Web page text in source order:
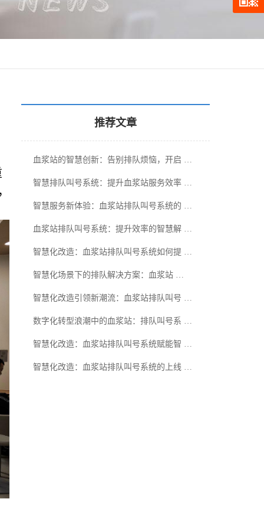
推荐文章
血浆站的智慧创新：告别排队烦恼，开启 …
智慧排队叫号系统：提升血浆站服务效率 …
智慧服务新体验：血浆站排队叫号系统的 …
血浆站排队叫号系统：提升效率的智慧解 …
智慧化改造：血浆站排队叫号系统如何提 …
智慧化场景下的排队解决方案：血浆站 …
智慧化改造引领新潮流：血浆站排队叫号 …
数字化转型浪潮中的血浆站：排队叫号系 …
智慧化改造：血浆站排队叫号系统赋能智 …
智慧化改造：血浆站排队叫号系统的上线 …